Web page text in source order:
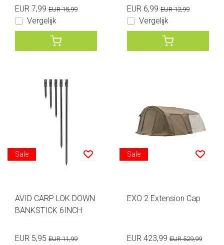
EUR 7,99 EUR 15,99
Vergelijk
EUR 6,99 EUR 12,99
Vergelijk
Sale
AVID CARP LOK DOWN
BANKSTICK 6INCH
EUR 5,95 EUR 11,99
Sale
EXO 2 Extension Cap
EUR 423,99 EUR 529,99